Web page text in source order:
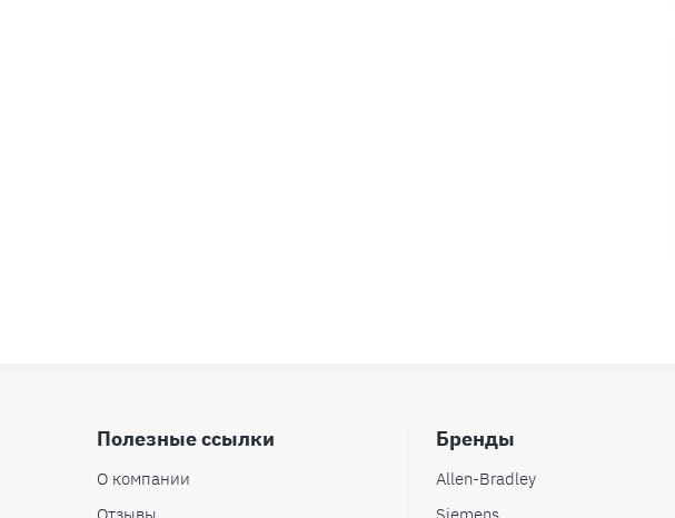
Полезные ссылки
О компании
Бренды
Allen-Bradley